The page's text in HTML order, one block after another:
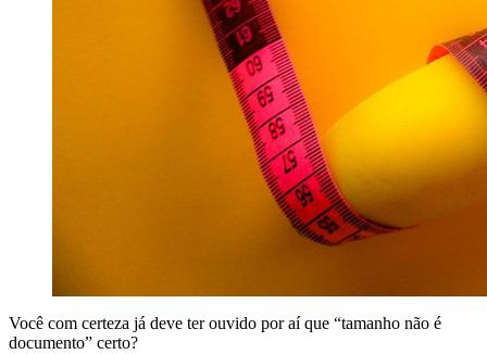
Você com certeza já deve ter ouvido por aí que “tamanho não é
documento” certo?